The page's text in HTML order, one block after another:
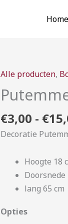
Home
Alle producten,
€3,00 - €
Decoratie
Hoogte 18
Doorsnede
lang 65 cm
Opties
Putemmer
aantal